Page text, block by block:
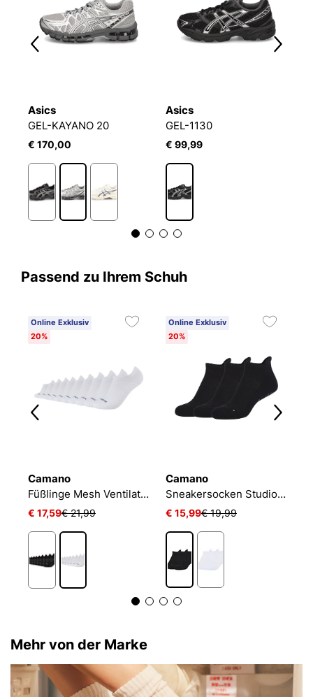
Asics
GEL-KAYANO 20
€ 170,00
Asics
GEL-1130
€ 99,99
Passend zu Ihrem Schuh
Online Exklusiv
20%
Camano
Füßlinge Mesh Ventilation
€ 17,59€ 21,99
Online Exklusiv
20%
Camano
Sneakersocken Studio-Line Pilates und Yoga
€ 15,99€ 19,99
Mehr von der Marke